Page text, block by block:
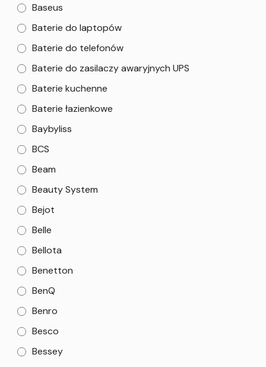
Baseus
Baterie do laptopów
Baterie do telefonów
Baterie do zasilaczy awaryjnych UPS
Baterie kuchenne
Baterie łazienkowe
Baybyliss
BCS
Beam
Beauty System
Bejot
Belle
Bellota
Benetton
BenQ
Benro
Besco
Bessey